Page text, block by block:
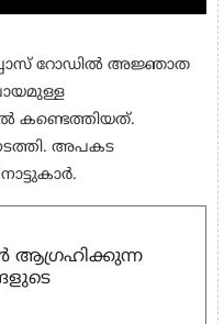
റോഡില്‍ അജ്ഞാത
കണ്ടെത്തിയത്.
അപകട
ആഗ്രഹിക്കുന്ന